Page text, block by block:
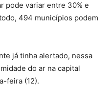
pode variar entre 30% e
494 municípios podem
já tinha alertado, nessa
do ar na capital
feira (12).